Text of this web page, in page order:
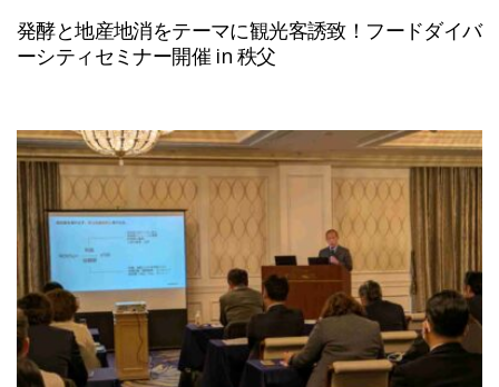
発酵と地産地消をテーマに観光客誘致！フードダイバ
ーシティセミナー開催 in 秩父